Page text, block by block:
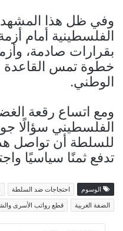
وفي ظل هذا
الفلسطينية أمام
بقرارات صادمة،
خطوة تمس القاعدة
الوطني.
ومع اتساع رقعة
الفلسطيني سؤالًا
للسلطة أن تواصل
تدفع ثمنًا سياسيًا
الوسوم احتجاجات ضد السلطة
الضفة الغربية
قطع رواتب الأسرى